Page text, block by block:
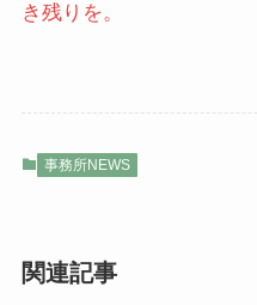
き残りを。
事務所NEWS
関連記事